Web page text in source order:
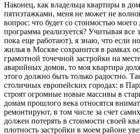
Наконец, как владельца квартиры в
пятиэтажками, меня не может не
вопрос: что будет со стоимостью
программа реализуется? Учитывая все
пока еще работают), я знаю, что если
жилья в Москве сохранится в рамках
грамотной точечной застройки на
аварийных домов, то моя квартира
этого должно быть только радостно.
столичных европейских городах: в
строят огромные новые массивы в
домам прошлого века относятся
ремонтируют, в том числе за счет
должен потерять в стоимости своей
плотность застройки в моем районе